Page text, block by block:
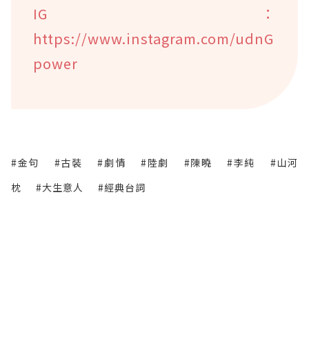
IG：
https://www.instagram.com/udnG
power
#金句 #古裝 #劇情 #陸劇 #陳曉 #李純
#山河
枕
#大生意人 #經典台詞